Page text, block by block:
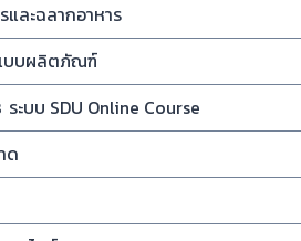
ละฉลากอาหาร
บบผลิตภัณฑ์
ระบบ SDU Online Course
ด